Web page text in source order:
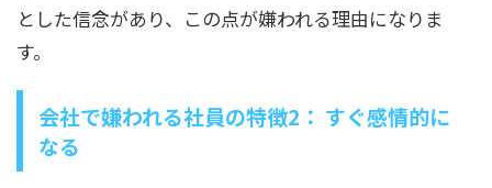
とした信念があり、この点が嫌われる理由になりま
す。
会社で嫌われる社員の特徴2： すぐ感情的に
なる